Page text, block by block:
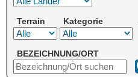
Terrain Kategorie
BEZEICHNUNG/ORT